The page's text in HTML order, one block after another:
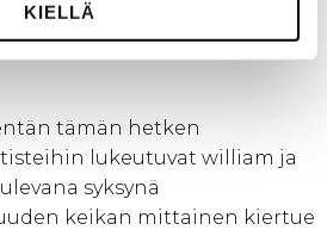
KIELLÄ
YHTEISKIERTUEELLE
tämän hetken
lukeutuvat william ja
syksynä
keikan mittainen kiertue